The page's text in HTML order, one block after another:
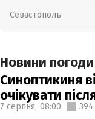
Севастополь
Новини погоди
Синоптикиня
очікувати
7 серпня, 08:00 394